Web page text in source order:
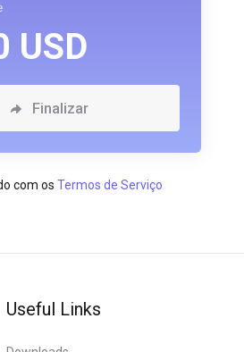
USD
Finalizar
com os Termos de Serviço
Useful Links